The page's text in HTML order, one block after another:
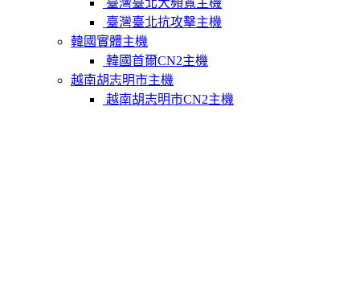
臺灣臺北大頻寬主機
臺灣臺北抗攻擊主機
韓國實體主機
韓國首爾CN2主機
越南胡志明市主機
越南胡志明市CN2主機